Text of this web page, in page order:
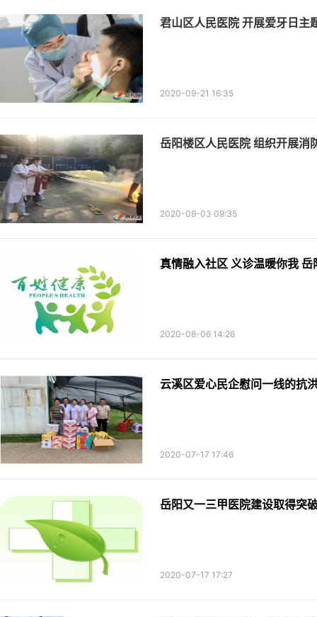
君山区人民医院 开展爱牙日主
2020-09-21 16:35
岳阳楼区人民医院 组织开展消
2020-09-03 09:35
真情融入社区 义诊温暖你我
2020-08-06 14:26
云溪区爱心民企慰问一线的抗
2020-07-17 17:46
岳阳又一三甲医院建设取得突
2020-07-17 17:27